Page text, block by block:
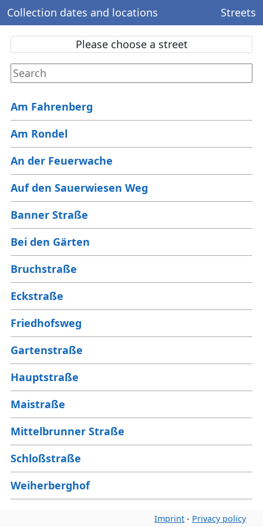
Collection dates and locations Streets
Please choose a street
Am Fahrenberg
Am Rondel
An der Feuerwache
Auf den Sauerwiesen Weg
Banner Straße
Bei den Gärten
Bruchstraße
Eckstraße
Friedhofsweg
Gartenstraße
Hauptstraße
Maistraße
Mittelbrunner Straße
Schloßstraße
Weiherberghof
Imprint - Privacy policy